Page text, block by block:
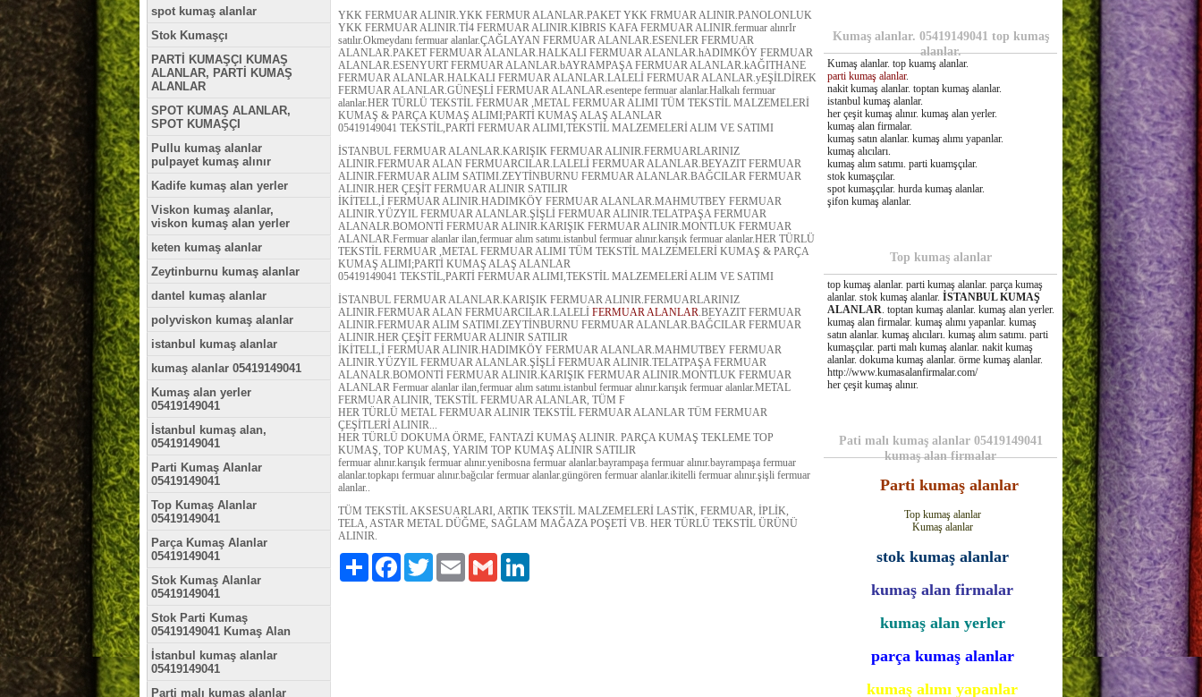
spot kumaş alanlar
Stok Kumaşçı
PARTİ KUMAŞÇI KUMAŞ
ALANLAR, PARTİ KUMAŞ
ALANLAR
SPOT KUMAŞ ALANLAR,
SPOT KUMAŞÇI
Pullu kumaş alanlar
pulpayet kumaş alınır
Kadife kumaş alan yerler
Viskon kumaş alanlar,
viskon kumaş alan yerler
keten kumaş alanlar
Zeytinburnu kumaş alanlar
dantel kumaş alanlar
polyviskon kumaş alanlar
istanbul kumaş alanlar
kumaş alanlar 05419149041
Kumaş alan yerler
05419149041
İstanbul kumaş alan,
05419149041
Parti Kumaş Alanlar
05419149041
Top Kumaş Alanlar
05419149041
Parça Kumaş Alanlar
05419149041
Stok Kumaş Alanlar
05419149041
Stok Parti Kumaş
05419149041 Kumaş Alan
İstanbul kumaş alanlar
05419149041
Parti malı kumaş alanlar
YKK FERMUAR ALINIR.YKK FERMUR ALANLAR.PAKET YKK FRMUAR ALINIR.PANOLONLUK
YKK FERMUAR ALINIR.Tİ4 FERMUAR ALINIR.KIBRIS KAFA FERMUAR ALINIR.fermuar alınrIr
satılır.Okmeydanı fermuar alanlar.ÇAĞLAYAN FERMUAR ALANLAR.ESENLER FERMUAR
ALANLAR.PAKET FERMUAR ALANLAR.HALKALI FERMUAR ALANLAR.hADIMKÖY FERMUAR
ALANLAR.ESENYURT FERMUAR ALANLAR.bAYRAMPAŞA FERMUAR ALANLAR.kAĞITHANE
FERMUAR ALANLAR.HALKALI FERMUAR ALANLAR.LALELİ FERMUAR ALANLAR.yEŞİLDİREK
FERMUAR ALANLAR.GÜNEŞLİ FERMUAR ALANLAR.esentepe fermuar alanlar.Halkalı fermuar
alanlar.HER TÜRLÜ TEKSTİL FERMUAR ,METAL FERMUAR ALIMI TÜM TEKSTİL MALZEMELERİ
KUMAŞ & PARÇA KUMAŞ ALIMI;PARTİ KUMAŞ ALAŞ ALANLAR
05419149041 TEKSTİL,PARTİ FERMUAR ALIMI,TEKSTİL MALZEMELERİ ALIM VE SATIMI
İSTANBUL FERMUAR ALANLAR.KARIŞIK FERMUAR ALINIR.FERMUARLARINIZ
ALINIR.FERMUAR ALAN FERMUARCILAR.LALELİ FERMUAR ALANLAR.BEYAZIT FERMUAR
ALINIR.FERMUAR ALIM SATIMI.ZEYTİNBURNU FERMUAR ALANLAR.BAĞCILAR FERMUAR
ALINIR.HER ÇEŞİT FERMUAR ALINIR SATILIR
İKİTELL,İ FERMUAR ALINIR.HADIMKÖY FERMUAR ALANLAR.MAHMUTBEY FERMUAR
ALINIR.YÜZYIL FERMUAR ALANLAR.ŞİŞLİ FERMUAR ALINIR.TELATPAŞA FERMUAR
ALANALR.BOMONTİ FERMUAR ALINIR.KARIŞIK FERMUAR ALINIR.MONTLUK FERMUAR
ALANLAR.Fermuar alanlar ilan,fermuar alım satımı.istanbul fermuar alınır.karışık fermuar alanlar.HER TÜRLÜ
TEKSTİL FERMUAR ,METAL FERMUAR ALIMI TÜM TEKSTİL MALZEMELERİ KUMAŞ & PARÇA
KUMAŞ ALIMI;PARTİ KUMAŞ ALAŞ ALANLAR
05419149041 TEKSTİL,PARTİ FERMUAR ALIMI,TEKSTİL MALZEMELERİ ALIM VE SATIMI
İSTANBUL FERMUAR ALANLAR.KARIŞIK FERMUAR ALINIR.FERMUARLARINIZ
ALINIR.FERMUAR ALAN FERMUARCILAR.LALELİ FERMUAR ALANLAR.BEYAZIT FERMUAR
ALINIR.FERMUAR ALIM SATIMI.ZEYTİNBURNU FERMUAR ALANLAR.BAĞCILAR FERMUAR
ALINIR.HER ÇEŞİT FERMUAR ALINIR SATILIR
İKİTELL,İ FERMUAR ALINIR.HADIMKÖY FERMUAR ALANLAR.MAHMUTBEY FERMUAR
ALINIR.YÜZYIL FERMUAR ALANLAR.ŞİŞLİ FERMUAR ALINIR.TELATPAŞA FERMUAR
ALANALR.BOMONTİ FERMUAR ALINIR.KARIŞIK FERMUAR ALINIR.MONTLUK FERMUAR
ALANLAR Fermuar alanlar ilan,fermuar alım satımı.istanbul fermuar alınır.karışık fermuar alanlar.METAL
FERMUAR ALINIR, TEKSTİL FERMUAR ALANLAR, TÜM F
HER TÜRLÜ METAL FERMUAR ALINIR TEKSTİL FERMUAR ALANLAR TÜM FERMUAR
ÇEŞİTLERİ ALINIR...
HER TÜRLÜ DOKUMA ÖRME, FANTAZİ KUMAŞ ALINIR. PARÇA KUMAŞ TEKLEME TOP
KUMAŞ, TOP KUMAŞ, YARIM TOP KUMAŞ ALINIR SATILIR
fermuar alınır.karışık fermuar alınır.yenibosna fermuar alanlar.bayrampaşa fermuar alınır.bayrampaşa fermuar
alanlar.topkapı fermuar alınır.bağcılar fermuar alanlar.güngören fermuar alanlar.ikitelli fermuar alınır.şişli fermuar
alanlar..
TÜM TEKSTİL AKSESUARLARI, ARTIK TEKSTİL MALZEMELERİ LASTİK, FERMUAR, İPLİK,
TELA, ASTAR METAL DÜĞME, SAĞLAM MAĞAZA POŞETİ VB. HER TÜRLÜ TEKSTİL ÜRÜNÜ
ALINIR.
Paylaş
FacebookTwitter Email Gmail
Kumaş alanlar. 05419149041 top kumaş
alanlar.
Kumaş alanlar. top kuamş alanlar.
parti kumaş alanlar.
nakit kumaş alanlar. toptan kumaş alanlar.
istanbul kumaş alanlar.
her çeşit kumaş alınır. kumaş alan yerler.
kumaş alan firmalar.
kumaş satın alanlar. kumaş alımı yapanlar.
kumaş alıcıları.
kumaş alım satımı. parti kuamşçılar.
stok kumaşçılar.
spot kumaşçılar. hurda kumaş alanlar.
şifon kumaş alanlar.
Top kumaş alanlar
top kumaş alanlar. parti kumaş alanlar. parça kumaş
alanlar. stok kumaş alanlar. İSTANBUL KUMAŞ
ALANLAR. toptan kumaş alanlar. kumaş alan yerler.
kumaş alan firmalar. kumaş alımı yapanlar. kumaş
satın alanlar. kumaş alıcıları. kumaş alım satımı. parti
kumaşçılar. parti malı kumaş alanlar. nakit kumaş
alanlar. dokuma kumaş alanlar. örme kumaş alanlar.
http://www.kumasalanfirmalar.com/
her çeşit kumaş alınır.
Pati malı kumaş alanlar 05419149041
kumaş alan firmalar
Parti kumaş alanlar
Top kumaş alanlar
Kumaş alanlar
stok kumaş alanlar
kumaş alan firmalar
kumaş alan yerler
parça kumaş alanlar
kumaş alımı yapanlar